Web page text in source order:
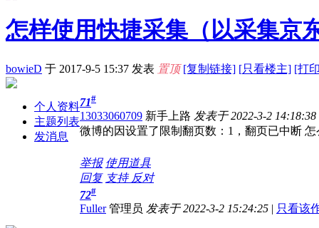
怎样使用快捷采集（以采集京
bowieD 于 2017-9-5 15:37 发表 置顶 [复制链接] [只看楼主] [打
个人资料
主题列表
发消息
71#
13033060709 新手上路 发表于 2022-3-2 14:18:38
微博的因设置了限制翻页数：1，翻页已中断
举报 使用道具
回复 支持 反对
72#
Fuller 管理员 发表于 2022-3-2 15:24:25 | 只看该